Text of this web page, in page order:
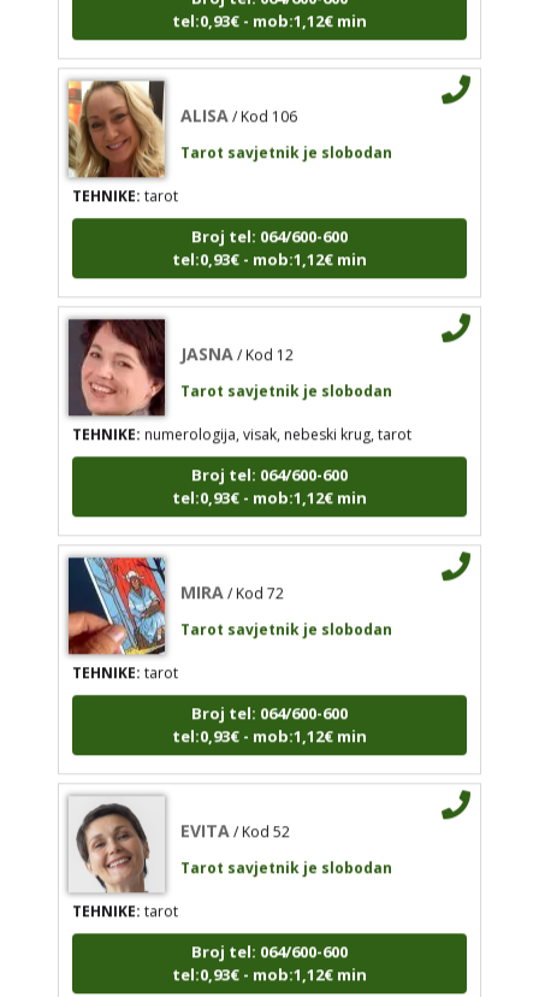
ALISA
Tarot savjetnik je slobodan
TEHNIKE:
tarot
tel:0,93€ - mob:1,12€ min
TEHNIKE:numerologija, visak, nebeski krug, tarot
Broj tel: 064/600-600
tel:0,93€ - mob:1,12€ min
MIRA / Kod 72
Tarot savjetnik je slobodan
TEHNIKE:tarot
Broj tel: 064/600-600
tel:0,93€ - mob:1,12€ min
EVITA
Tarot savjetnik je slobodan
TEHNIKE: tarot
Broj tel: 064/600-600
tel:0,93€ - mob:1,12€ min
Tarot savjetnik je slobodan
TEHNIKE:tarot
tel:0,93€ - mob:1,12€ min
Tarot savjetnik je slobodan
TEHNIKE:numerologija, visak, nebeski krug, tarot
Broj tel: 064/600-600
tel:0,93€ - mob:1,12€ min
Tarot savjetnik je slobodan
TEHNIKE:tarot
tel:0,93€ - mob:1,12€ min
Tarot savjetnik je slobodan
TEHNIKE:tarot
tel:0,93€ - mob:1,12€ min